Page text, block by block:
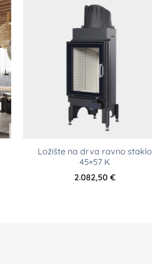
Ložište na drva ravno staklo
45×57 K
2.082,50 €